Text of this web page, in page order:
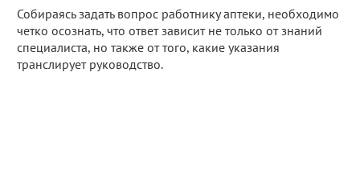
Собираясь задать вопрос работнику аптеки, необходимо
четко осознать, что ответ зависит не только от знаний
специалиста, но также от того, какие указания
транслирует руководство.